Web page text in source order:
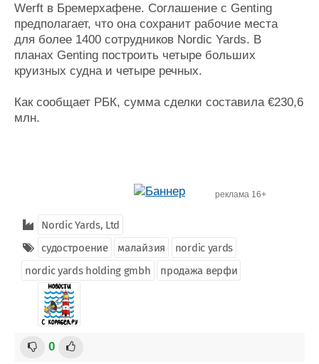
Werft в Бремерхафене. Соглашение с Genting
предполагает, что она сохранит рабочие места
для более 1400 сотрудников Nordic Yards. В
планах Genting построить четыре больших
круизных судна и четыре речных.
Как сообщает РБК, сумма сделки составила €230,6
млн.
реклама 16+
Nordic Yards, Ltd
судостроение
малайзия
nordic yards
nordic yards holding gmbh
продажа верфи
0